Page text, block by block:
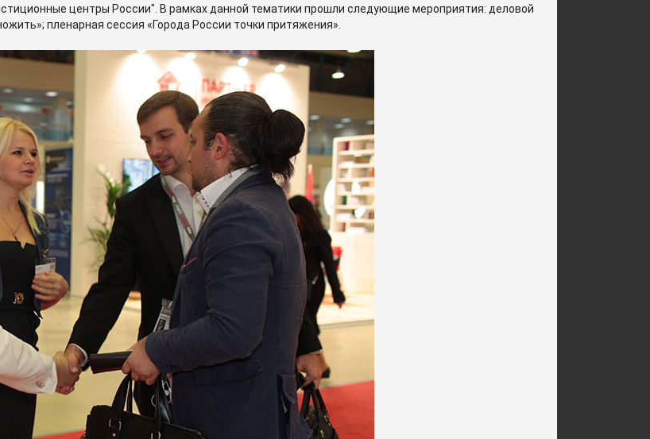
центры России". В рамках данной тематики прошли следующие мероприятия: деловой
пленарная сессия «Города России точки притяжения».